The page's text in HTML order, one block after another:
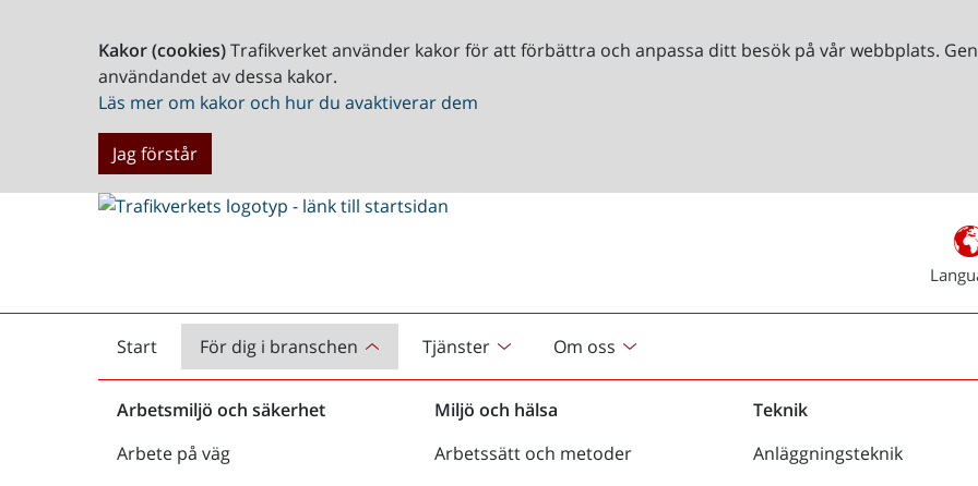
Kakor (cookies)Trafikverket använder kakor för att förbättra och anpassa ditt besök på vår webbplats.
användandet av dessa kakor.
Läs mer om kakor och hur du avaktiverar dem
Jag förstår
Start
Startsida För dig i branschen Tjänster Om oss
Arbetsmiljö och säkerhet
Arbete på väg
Miljö och hälsa
Arbetssätt och metoder
Teknik
Anläggningsteknik